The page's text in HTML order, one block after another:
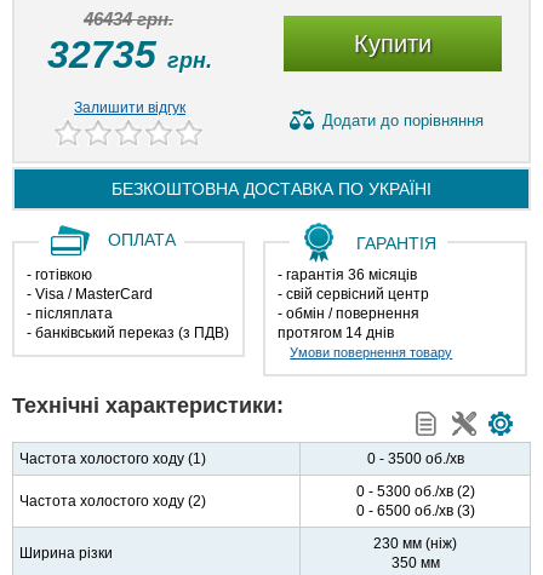
46434 грн.
32735 грн.
Купити
Залишити відгук
Додати до порівняння
БЕЗКОШТОВНА ДОСТАВКА ПО УКРАЇНІ
ОПЛАТА
- готівкою
- Visa / MasterCard
- післяплата
- банківський переказ (з ПДВ)
ГАРАНТІЯ
- гарантія 36 місяців
- свій сервісний центр
- обмін / повернення
протягом 14 днів
Умови повернення товару
Технічні характеристики:
Частота холостого ходу (1) 0 - 3500 об./хв
Частота холостого ходу (2)
0 - 5300 об./хв (2)
0 - 6500 об./хв (3)
Ширина різки
230 мм (ніж)
350 мм